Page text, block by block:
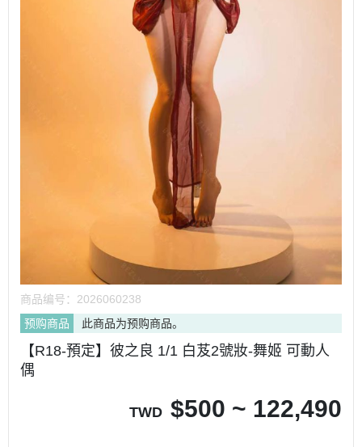
商品编号： 2026060238
预购商品
此商品为预购商品。
【R18-預定】彼之良 1/1 白芨2號妝-舞姬 可動人
偶
TWD $500 ~ 122,490